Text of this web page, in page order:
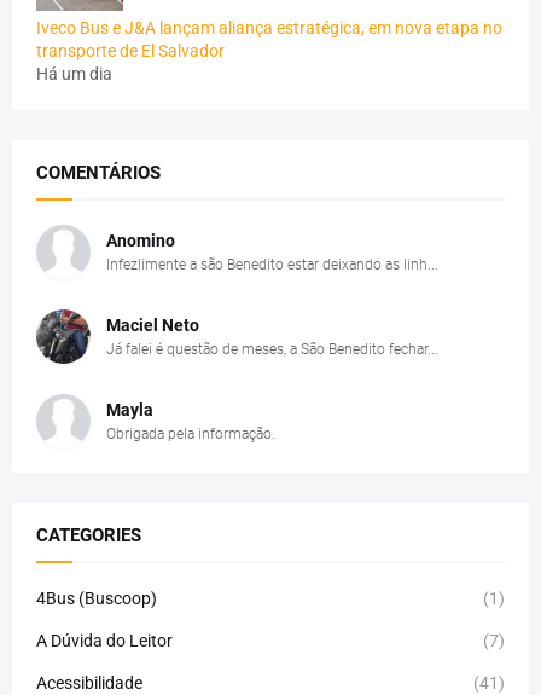
Iveco Bus e J&A lançam aliança estratégica, em nova etapa no
transporte de El Salvador
Há um dia
COMENTÁRIOS
Anomino
Infezlimente a são Benedito estar deixando as linh...
Maciel Neto
Já falei é questão de meses, a São Benedito fechar...
Mayla
Obrigada pela informação.
CATEGORIES
4Bus (Buscoop) (1)
A Dúvida do Leitor (7)
Acessibilidade (41)